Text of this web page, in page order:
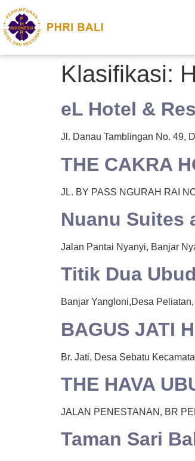
Klasifikasi:
eL Hotel &
Jl. Danau Tamblingan No. 49,
THE CAKRA
JL. BY PASS NGURAH RAI
Nuanu Suites
Jalan Pantai Nyanyi, Banjar
Titik Dua Ubud
Banjar Yangloni,Desa
BAGUS JATI
Br. Jati, Desa Sebatu
THE HAVA
JALAN PENESTANAN, BR
Taman Sari